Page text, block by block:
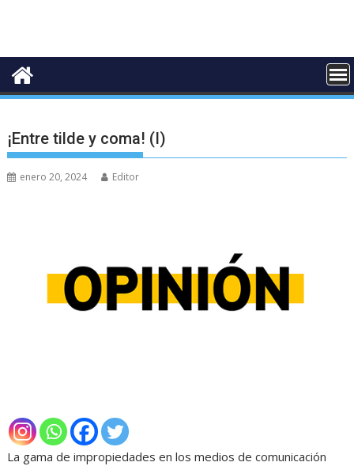
¡Entre tilde y coma! (I)
enero 20, 2024 Editor
La gama de impropiedades en los medios de comunicación